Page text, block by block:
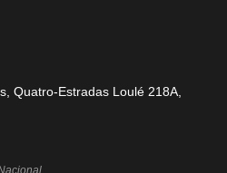
Quatro-Estradas Loulé 218A,